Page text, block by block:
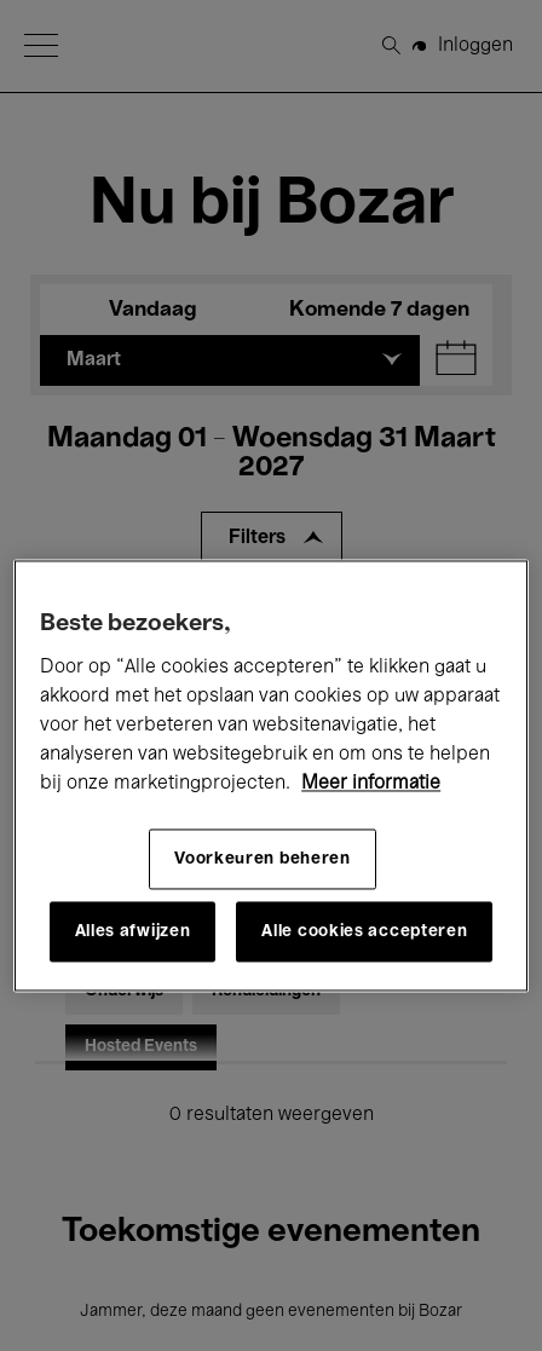
Open Menu
Zoeken
Inloggen
Nu bij Bozar
Vandaag Komende 7 dagen
Maart
Maandag 01 - Woensdag 31 Maart
2027
Filters
Alle evenementen
Tentoonstellingen Films
Performances Lezingen & Debatten
Jazz Klassieke Muziek Global Music
Voor iedereen Kids’ Palace
Onderwijs Rondleidingen
Hosted Events
0 resultaten weergeven
Toekomstige evenementen
Jammer, deze maand geen evenementen bij Bozar
Beste bezoekers,
Door op “Alle cookies accepteren” te klikken gaat u
akkoord met het opslaan van cookies op uw apparaat
voor het verbeteren van websitenavigatie, het
analyseren van websitegebruik en om ons te helpen
bij onze marketingprojecten.
Meer informatie
Voorkeuren beheren
Alles afwijzen Alle cookies accepteren